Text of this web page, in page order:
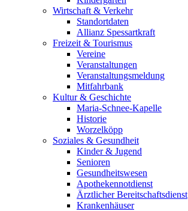
Wirtschaft & Verkehr
Standortdaten
Allianz Spessartkraft
Freizeit & Tourismus
Vereine
Veranstaltungen
Veranstaltungsmeldung
Mitfahrbank
Kultur & Geschichte
Maria-Schnee-Kapelle
Historie
Worzelköpp
Soziales & Gesundheit
Kinder & Jugend
Senioren
Gesundheitswesen
Apothekennotdienst
Ärztlicher Bereitschaftsdienst
Krankenhäuser